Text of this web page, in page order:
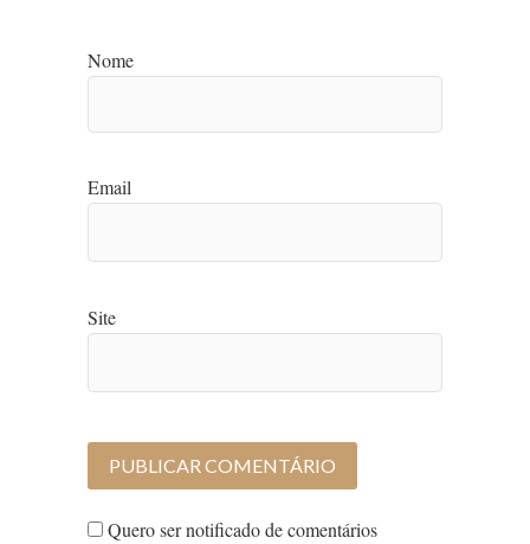
Nome
Email
Site
Quero ser notificado de comentários